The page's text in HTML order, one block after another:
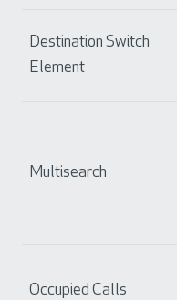
Destination Switch
Element
Multisearch
Occupied Calls